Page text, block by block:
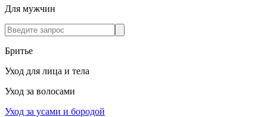
Для мужчин
Бритье
Уход для лица и тела
Уход за волосами
Уход за усами и бородой